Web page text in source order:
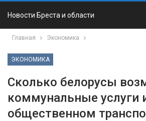
Новости Бреста и области
Главная Экономика
ЭКОНОМИКА
Сколько белорусы
коммунальные услуги
общественном